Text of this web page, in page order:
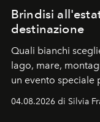
Brindisi
destinazione
Quali bianchi
lago, mare,
un evento
04.08.2026 di Silvia